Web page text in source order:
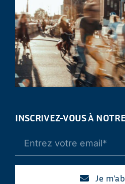
INSCRIVEZ-VOUS À
Je